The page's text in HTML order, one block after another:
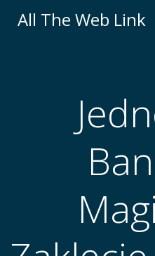
All The Web Link